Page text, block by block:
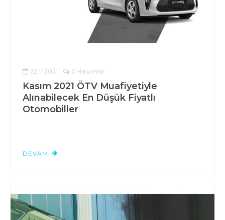
22.11.2021 0 Yorumlar
Kasım 2021 ÖTV Muafiyetiyle
Alınabilecek En Düşük Fiyatlı
Otomobiller
DEVAMI